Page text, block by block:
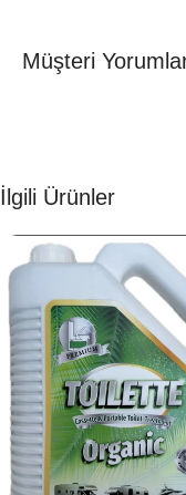
Müşteri
İlgili Ürünler